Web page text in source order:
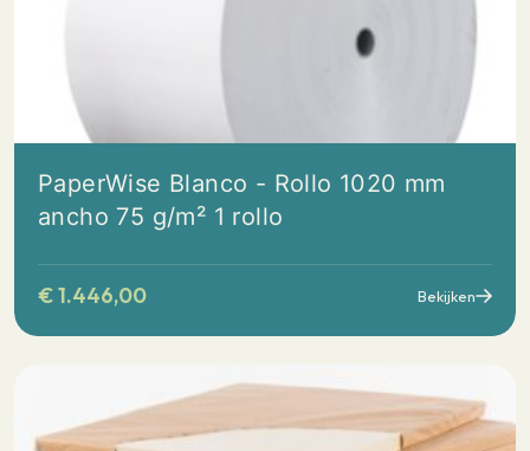
PaperWise Blanco - Rollo 1020 mm
ancho 75 g/m² 1 rollo
€1.446,00 Bekijken